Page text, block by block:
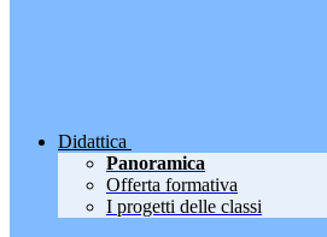
Didattica
Panoramica
Offerta formativa
I progetti delle classi